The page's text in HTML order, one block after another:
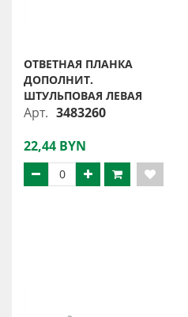
ОТВЕТНАЯ ПЛАНКА
ДОПОЛНИТ.
ШТУЛЬПОВАЯ ЛЕВАЯ
Арт. 3483260
22,44 BYN